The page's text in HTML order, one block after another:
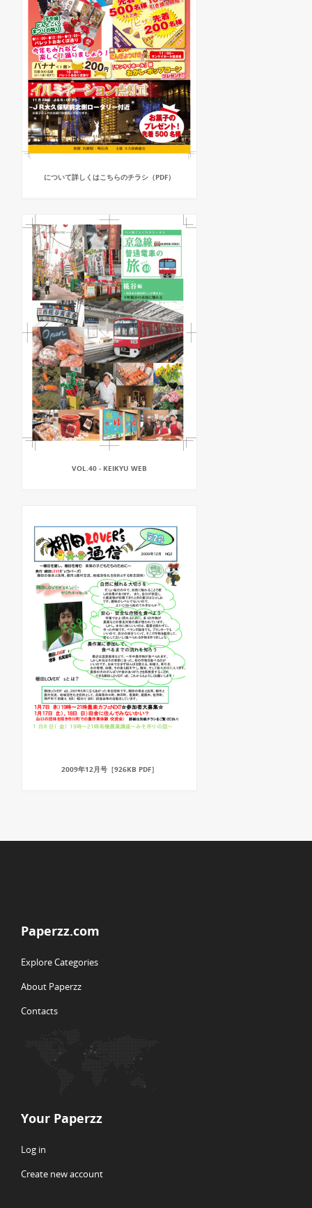
について詳しくはこちらのチラシ（PDF）
VOL.40 - KEIKYU WEB
2009年12月号［926KB PDF］
Paperzz.com
Explore Categories
About Paperzz
Contacts
Your Paperzz
Log in
Create new account